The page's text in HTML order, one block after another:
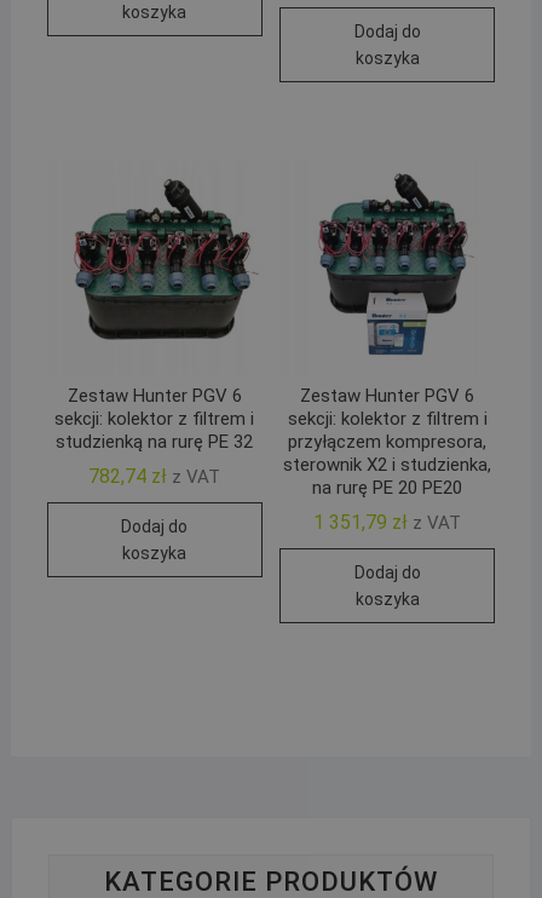
koszyka
Dodaj do
koszyka
Zestaw Hunter PGV 6
sekcji: kolektor z filtrem i
studzienką na rurę PE 32
782,74 zł z VAT
Dodaj do
koszyka
Zestaw Hunter PGV 6
sekcji: kolektor z filtrem i
przyłączem kompresora,
sterownik X2 i studzienka,
na rurę PE 20 PE20
1 351,79 zł z VAT
Dodaj do
koszyka
KATEGORIE PRODUKTÓW